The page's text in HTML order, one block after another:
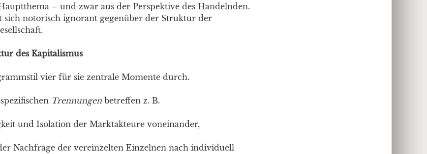
– und zwar aus der Perspektive des Handelnden.
sich notorisch ignorant gegenüber der Struktur der
des Kapitalismus
vier für sie zentrale Momente durch.
Trennungen betreffen z. B.
und Isolation der Marktakteure voneinander,
Nachfrage der vereinzelten Einzelnen nach individuell